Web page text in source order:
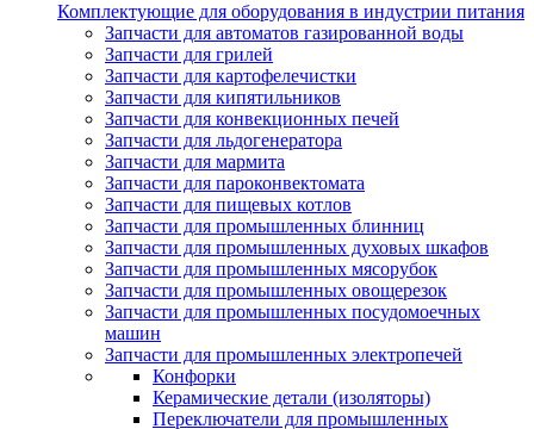
Комплектующие для оборудования в индустрии питания
Запчасти для автоматов газированной воды
Запчасти для грилей
Запчасти для картофелечистки
Запчасти для кипятильников
Запчасти для конвекционных печей
Запчасти для льдогенератора
Запчасти для мармита
Запчасти для пароконвектомата
Запчасти для пищевых котлов
Запчасти для промышленных блинниц
Запчасти для промышленных духовых шкафов
Запчасти для промышленных мясорубок
Запчасти для промышленных овощерезок
Запчасти для промышленных посудомоечных
машин
Запчасти для промышленных электропечей
Конфорки
Керамические детали (изоляторы)
Переключатели для промышленных